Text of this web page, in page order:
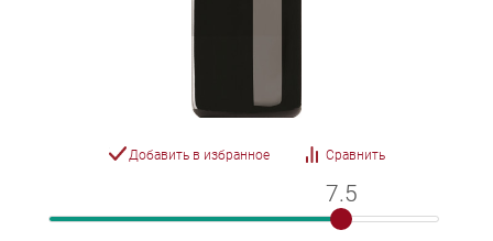
Добавить в избранное Сравнить
7.5
7.5